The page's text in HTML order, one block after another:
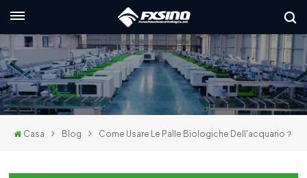
Casa Blog Come Usare Le Palle Biologiche Dell'acquario？